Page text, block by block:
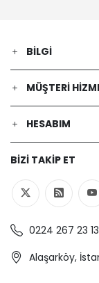
BILGI
MÜŞTERI
HESABIM
BIZI TAKIP ET
0224 267 23 13
Alaşarköy,